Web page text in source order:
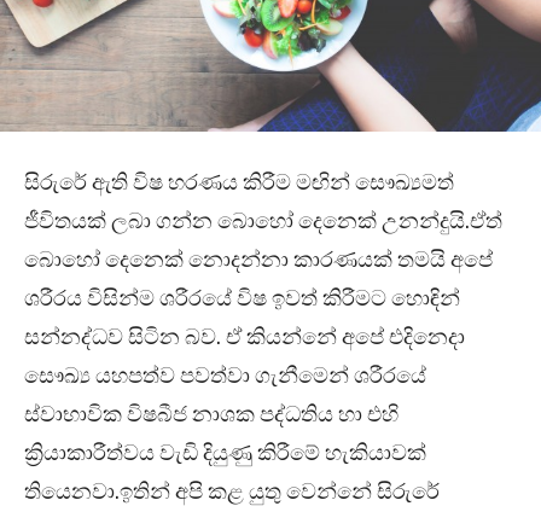
සිරුරේ ඇති විෂ හරණය කිරීම මඟින් සෞඛ්‍යමත්
ජීවිතයක් ලබා ගන්න බොහෝ දෙනෙක් උනන්දුයි.ඒත්
බොහෝ දෙනෙක් නොදන්නා කාරණයක් තමයි අපේ
ශරීරය විසින්ම ශරීරයේ විෂ ඉවත් කිරීමට හොඳින්
සන්නද්ධව සිටින බව. ඒ කියන්නේ අපේ එදිනෙදා
සෞඛ්‍ය යහපත්ව පවත්වා ගැනීමෙන් ශරීරයේ
ස්වාභාවික විෂබීජ නාශක පද්ධතිය හා එහි
ක්‍රියාකාරීත්වය වැඩි දියුණු කිරීමේ හැකියාවක්
තියෙනවා.ඉතින් අපි කළ යුතු වෙන්නේ සිරුරේ